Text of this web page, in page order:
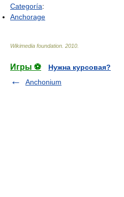
Categoría:
Anchorage
Wikimedia foundation 2010
Игры ⚽
Нужна курсовая?
Anchonium